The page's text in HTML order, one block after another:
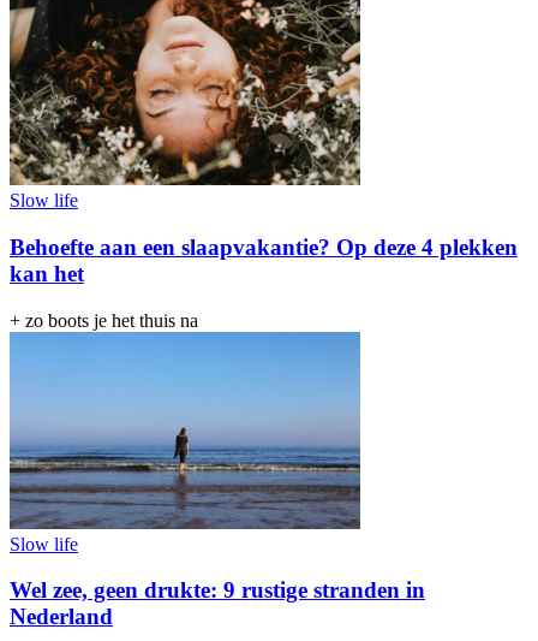
Slow life
Behoefte aan een slaapvakantie? Op deze 4 plekken
kan het
+ zo boots je het thuis na
Slow life
Wel zee, geen drukte: 9 rustige stranden in
Nederland